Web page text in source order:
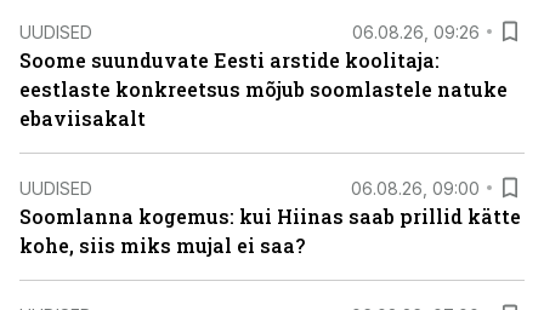
UUDISED 06.08.26, 09:26
Soome suunduvate Eesti arstide koolitaja:
eestlaste konkreetsus mõjub soomlastele natuke
ebaviisakalt
UUDISED 06.08.26, 09:00
Soomlanna kogemus: kui Hiinas saab prillid kätte
kohe, siis miks mujal ei saa?